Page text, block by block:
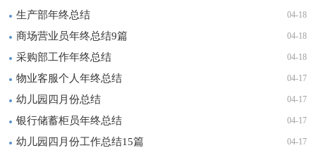
04-18
生产部年终总结
04-18
商场营业员年终总结9篇
04-18
采购部工作年终总结
04-17
物业客服个人年终总结
04-17
幼儿园四月份总结
04-17
银行储蓄柜员年终总结
04-17
幼儿园四月份工作总结15篇